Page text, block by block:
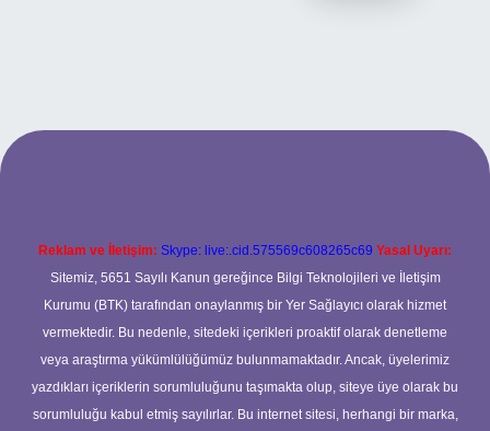
Reklam ve İletişim: Skype: live:.cid.575569c608265c69 Yasal Uyarı:
Sitemiz, 5651 Sayılı Kanun gereğince Bilgi Teknolojileri ve İletişim
Kurumu (BTK) tarafından onaylanmış bir Yer Sağlayıcı olarak hizmet
vermektedir. Bu nedenle, sitedeki içerikleri proaktif olarak denetleme
veya araştırma yükümlülüğümüz bulunmamaktadır. Ancak, üyelerimiz
yazdıkları içeriklerin sorumluluğunu taşımakta olup, siteye üye olarak bu
sorumluluğu kabul etmiş sayılırlar. Bu internet sitesi, herhangi bir marka,